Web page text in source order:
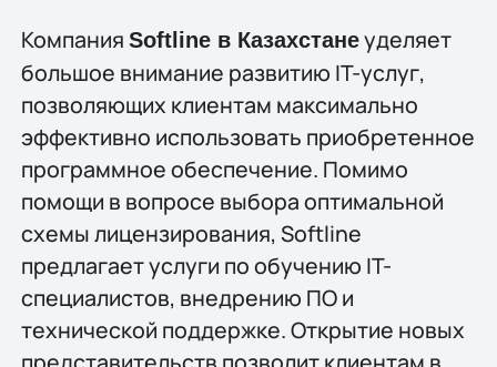
Компания Softline в Казахстанеуделяет
большое внимание развитию IT-услуг,
позволяющих клиентам максимально
эффективно использовать приобретенное
программное обеспечение. Помимо
помощи в вопросе выбора оптимальной
схемы лицензирования, Softline
предлагает услуги по обучению IT-
специалистов, внедрению ПО и
технической поддержке. Открытие новых